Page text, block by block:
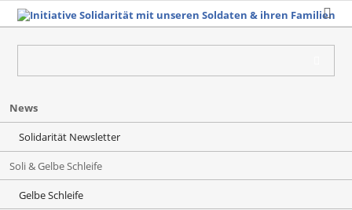
überspringen
News
Solidarität Newsletter
Soli & Gelbe Schleife
Gelbe Schleife